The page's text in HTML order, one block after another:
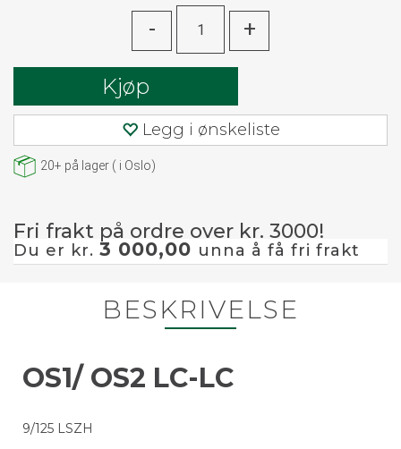
- +
Kjøp
Legg i ønskeliste
20+ på lager ( i Oslo)
Fri frakt på ordre over kr. 3000!
Du er kr. 3 000,00 unna å få fri frakt
BESKRIVELSE
OS1/ OS2 LC-LC
9/125 LSZH